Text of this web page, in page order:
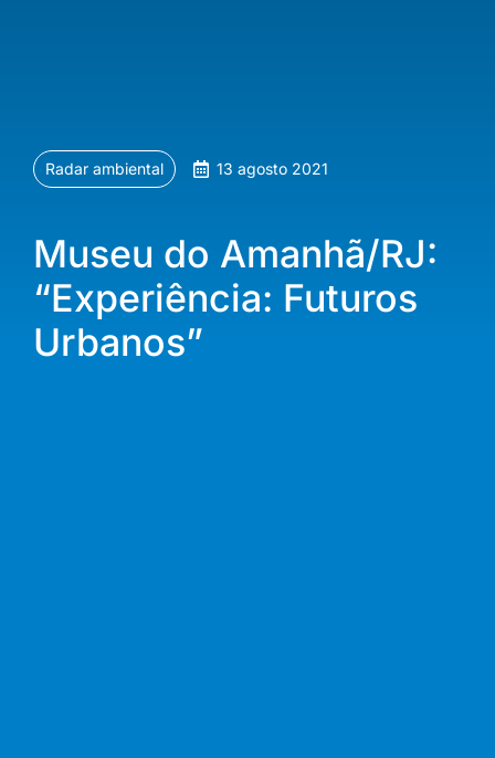
Radar ambiental 13 agosto 2021
Museu do Amanhã/RJ:
“Experiência: Futuros
Urbanos”